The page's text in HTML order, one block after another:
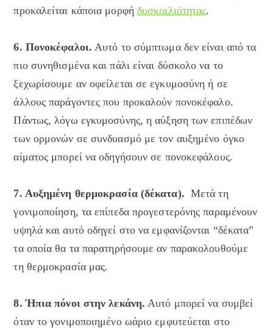
προκαλείται κάποια μορφή δυσκοιλιότητας.
6. Πονοκέφαλοι. Αυτό το σύμπτωμα δεν είναι από τα
πιο συνηθισμένα και πάλι είναι δύσκολο να το
ξεχωρίσουμε αν οφείλεται σε εγκυμοσύνη ή σε
άλλους παράγοντες που προκαλούν πονοκέφαλο.
Πάντως, λόγω εγκυμοσύνης, η αύξηση των επιπέδων
των ορμονών σε συνδυασμό με τον αυξημένο όγκο
αίματος μπορεί να οδηγήσουν σε πονοκεφάλους.
7. Αυξημένη θερμοκρασία (δέκατα). Μετά τη
γονιμοποίηση, τα επίπεδα προγεστερόνης παραμένουν
υψηλά και αυτό οδηγεί στο να εμφανίζονται “δέκατα”
τα οποία θα τα παρατηρήσουμε αν παρακολουθούμε
τη θερμοκρασία μας.
8. Ήπια πόνοι στην λεκάνη. Αυτό μπορεί να συμβεί
όταν το γονιμοποιημένο ωάριο εμφυτεύεται στο